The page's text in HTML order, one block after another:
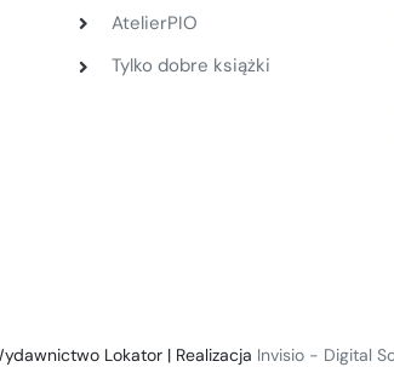
AtelierPIO
Tylko dobre książki
Lokator | Realizacja Invisio - Digital